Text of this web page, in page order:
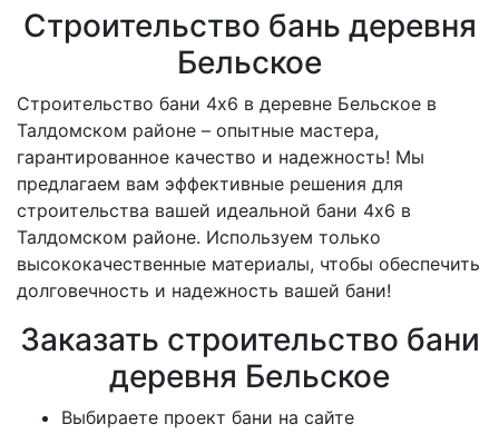
Строительство бань деревня
Бельское
Строительство бани 4х6 в деревне Бельское в
Талдомском районе – опытные мастера,
гарантированное качество и надежность! Мы
предлагаем вам эффективные решения для
строительства вашей идеальной бани 4х6 в
Талдомском районе. Используем только
высококачественные материалы, чтобы обеспечить
долговечность и надежность вашей бани!
Заказать строительство бани
деревня Бельское
Выбираете проект бани на сайте